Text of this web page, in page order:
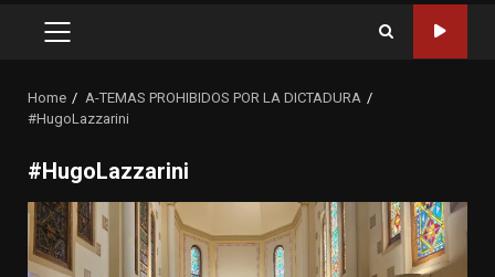
Primary
Home
A-TEMAS PROHIBIDOS POR LA DICTADURA
#HugoLazzarini
#HugoLazzarini